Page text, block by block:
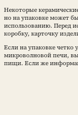
Некоторые
но на упаковке может
использованию. Перед
коробку, карточку
Если на упаковке четко
микроволновой печи, вы
пищи. Если же